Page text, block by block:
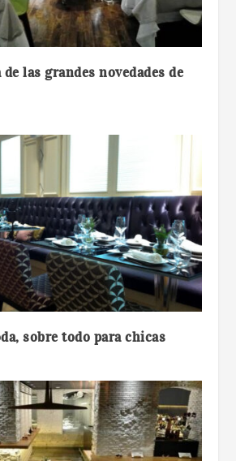
las grandes novedades de
sobre todo para chicas